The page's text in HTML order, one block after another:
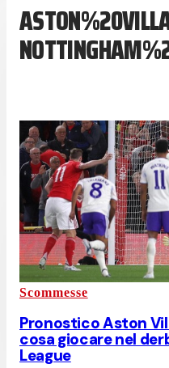
Scommesse
Pronostico Aston
cosa giocare nel
League